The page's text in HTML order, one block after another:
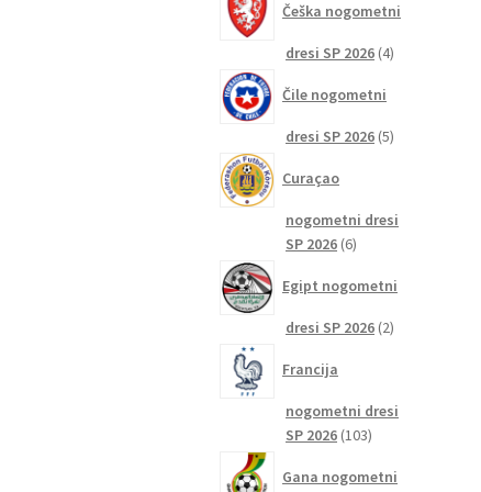
Češka nogometni
dresi SP 2026 44
Čile nogometni
dresi SP 2026 55
Curaçao
nogometni dresi
SP 2026 66
Egipt nogometni
dresi SP 2026 22
Francija
nogometni dresi
SP 2026 103103
Gana nogometni